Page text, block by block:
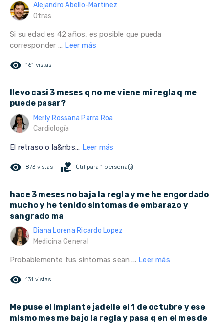
Alejandro Abello-Martinez
Otras
Si su edad es 42 años, es posible que pueda
corresponder ... Leer más
remove_red_eye 161 vistas
llevo casi 3 meses q no me viene mi regla q me
puede pasar?
Merly Rossana Parra Roa
Cardiología
El retraso o la&nbs... Leer más
remove_red_eye 873 vistas volunteer_activism Útil para 1 persona(s)
hace 3 meses no baja la regla y me he engordado
mucho y he tenido sintomas de embarazo y
sangrado ma
Diana Lorena Ricardo Lopez
Medicina General
Probablemente tus síntomas sean ... Leer más
remove_red_eye 131 vistas
Me puse el implante jadelle el 1 de octubre y ese
mismo mes me bajo la regla y pasa q en el mes de